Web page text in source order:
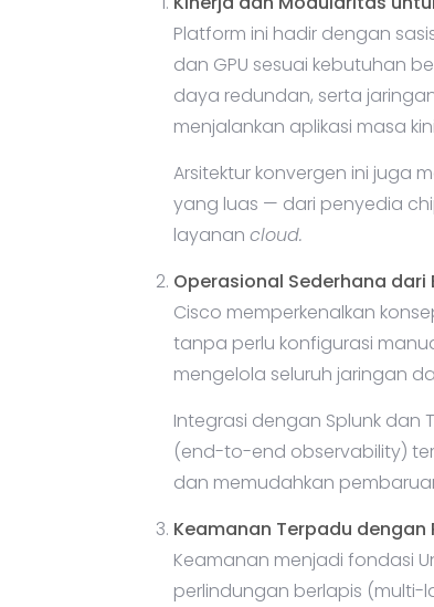
Platform ini hadir dengan
dan GPU sesuai kebutuhan
daya redundan, serta
menjalankan aplikasi masa
Arsitektur konvergen ini juga
yang luas — dari penyedia
layanan cloud.
Operasional Sederhana dari
Cisco memperkenalkan
tanpa perlu konfigurasi
mengelola seluruh jaringan
Integrasi dengan Splunk dan
(end-to-end observability)
dan memudahkan
Keamanan Terpadu dengan
Keamanan menjadi fondasi
perlindungan berlapis (multi-